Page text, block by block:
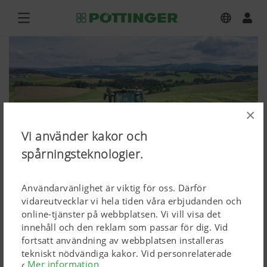
×
Vi använder kakor och
spårningsteknologier.
Användarvänlighet är viktig för oss. Därför
vidareutvecklar vi hela tiden våra erbjudanden och
online-tjänster på webbplatsen. Vi vill visa det
innehåll och den reklam som passar för dig. Vid
fortsatt användning av webbplatsen installeras
tekniskt nödvändiga kakor. Vid personrelaterade
Mer information
NOVACAT H 11200, NOVACAT F 3100
OC